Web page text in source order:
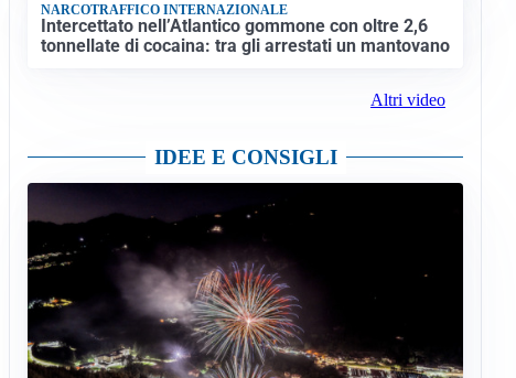
NARCOTRAFFICO INTERNAZIONALE
Intercettato nell’Atlantico gommone con oltre 2,6
tonnellate di cocaina: tra gli arrestati un mantovano
Altri video
IDEE E CONSIGLI